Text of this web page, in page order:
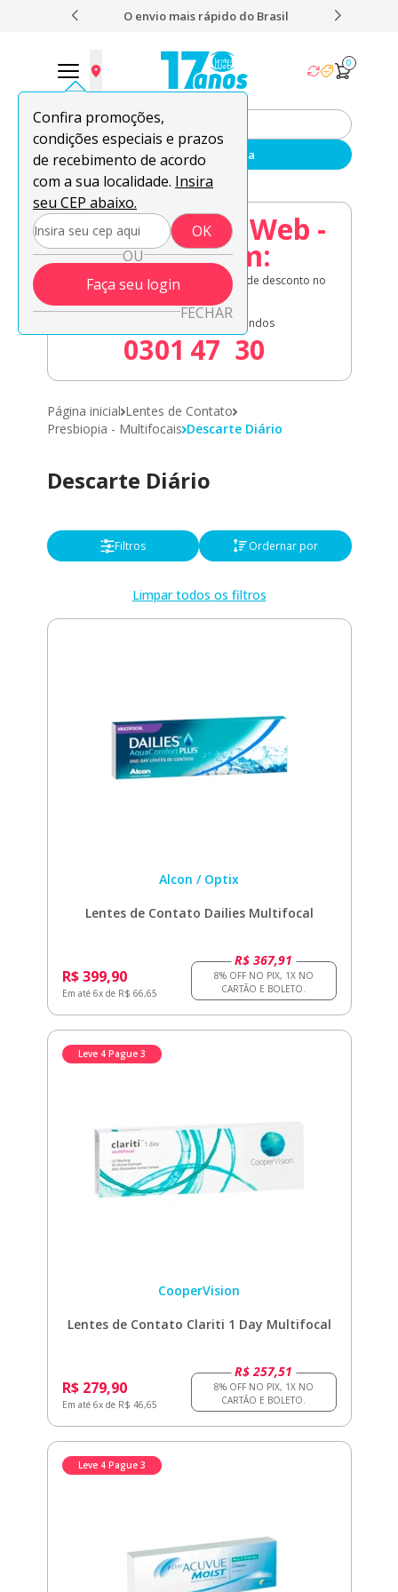
O envio mais rápido do Brasil
Confira promoções,
condições especiais e prazos
de recebimento de acordo
com a sua localidade. Insira
seu CEP abaixo.
OK
OU
Faça seu login
FECHAR
0
Enviar sua receita
08.08 Lentes Web -
Acaba em:
Lentes de contato em oferta + 8% de desconto no
03
Horas
01
Minutos
47
Segundos
30
Página inicial Lentes de Contato
Presbiopia - Multifocais Descarte Diário
Descarte Diário
Filtros Ordernar por
Limpar todos os filtros
Alcon / Optix
Lentes de Contato Dailies Multifocal
R$ 399,90
Em até 6x de R$ 66,65
R$ 367,91
Leve 4 Pague 3
CooperVision
Lentes de Contato Clariti 1 Day Multifocal
R$ 279,90
Em até 6x de R$ 46,65
R$ 257,51
Leve 4 Pague 3